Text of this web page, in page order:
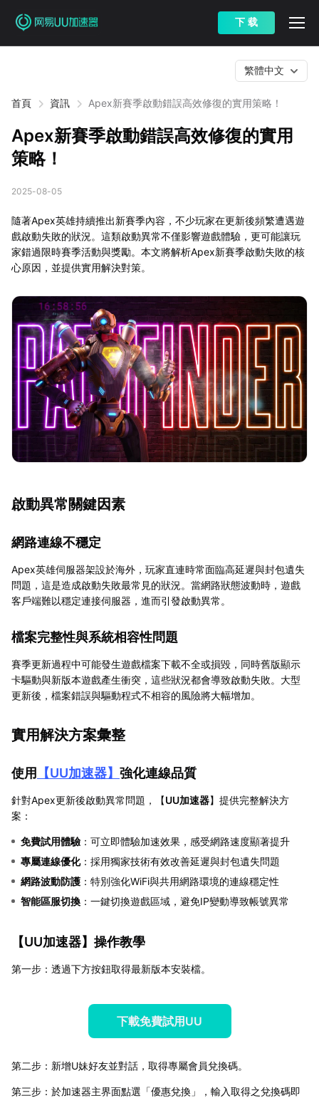
下 载
首頁 資訊 Apex新賽季啟動錯誤高效修復的實用策略！
繁體中文
Apex新賽季啟動錯誤高效修復的實用
策略！
2025-08-05
隨著Apex英雄持續推出新賽季內容，不少玩家在更新後頻繁遭遇遊
戲啟動失敗的狀況。這類啟動異常不僅影響遊戲體驗，更可能讓玩
家錯過限時賽季活動與獎勵。本文將解析Apex新賽季啟動失敗的核
心原因，並提供實用解決對策。
啟動異常關鍵因素
網路連線不穩定
Apex英雄伺服器架設於海外，玩家直連時常面臨高延遲與封包遺失
問題，這是造成啟動失敗最常見的狀況。當網路狀態波動時，遊戲
客戶端難以穩定連接伺服器，進而引發啟動異常。
檔案完整性與系統相容性問題
賽季更新過程中可能發生遊戲檔案下載不全或損毀，同時舊版顯示
卡驅動與新版本遊戲產生衝突，這些狀況都會導致啟動失敗。大型
更新後，檔案錯誤與驅動程式不相容的風險將大幅增加。
實用解決方案彙整
使用 【UU加速器】 強化連線品質
針對Apex更新後啟動異常問題，【UU加速器】提供完整解決方
案：
免費試用體驗 ：可立即體驗加速效果，感受網路速度顯著提升
專屬連線優化：採用獨家技術有效改善延遲與封包遺失問題
網路波動防護 ：特別強化WiFi與共用網路環境的連線穩定性
智能區服切換 ：一鍵切換遊戲區域，避免IP變動導致帳號異常
【UU加速器】操作教學
第一步：透過下方按鈕取得最新版本安裝檔。
下載免費試用UU
第二步：新增U妹好友並對話，取得專屬會員兌換碼。
第三步：於加速器主界面點選「優惠兌換」，輸入取得之兌換碼即